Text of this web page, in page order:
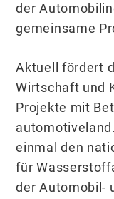
der
gemeinsame
Aktuell fördert
Wirtschaft und
Projekte mit
einmal den
für
der Automobil-